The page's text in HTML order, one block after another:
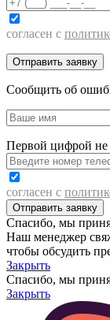
согласен с
Сообщить об
Первой цифрой
согласен с
Спасибо, мы
Наш менеджер
чтобы обсудить
Закрыть
Спасибо, мы
Закрыть